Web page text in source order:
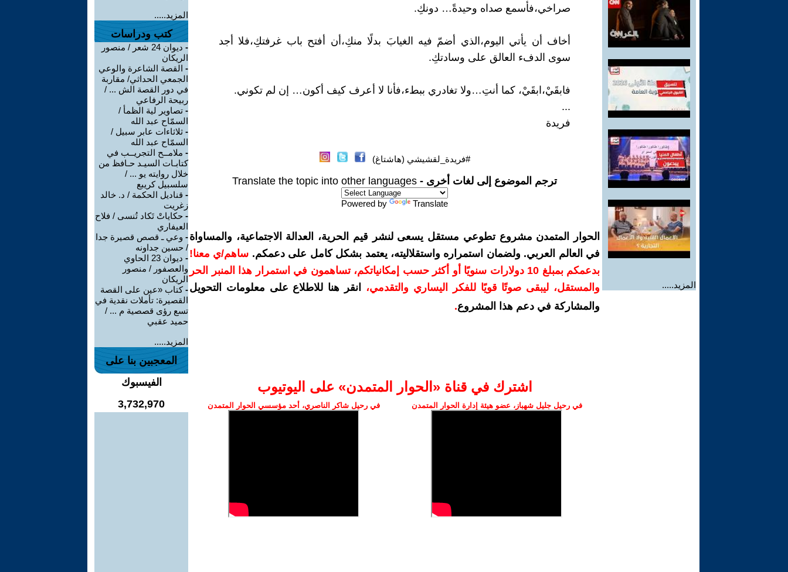
المزيد.....
صراخي،فأسمع صداه وحيدةً… دونكِ.
أخاف أن يأتي اليوم،الذي أضمّ فيه الغيابَ بدلًا منكِ،أن أفتح باب غرفتكِ،فلا أجد
سوى الدفء العالق على وسادتكِ.
فابقَيْ،ابقَيْ، كما أنتِ…ولا تغادري ببطء،فأنا لا أعرف كيف أكون… إن لم تكوني.
...
فريدة
#فريدة_لقشيشي (هاشتاغ)
ترجم الموضوع إلى لغات أخرى - Translate the topic into other languages
Powered by Translate
الحوار المتمدن مشروع تطوعي مستقل يسعى لنشر قيم الحرية، العدالة الاجتماعية، والمساواة
في العالم العربي. ولضمان استمراره واستقلاليته، يعتمد بشكل كامل على دعمكم. ساهم/ي معنا!
بدعمكم بمبلغ 10 دولارات سنويًا أو أكثر حسب إمكانياتكم، تساهمون في استمرار هذا المنبر الحر
والمستقل، ليبقى صوتًا قويًا للفكر اليساري والتقدمي،
انقر هنا للاطلاع على معلومات التحويل
والمشاركة في دعم هذا المشروع.
اشترك في قناة ‫«الحوار المتمدن» على اليوتيوب
في رحيل جليل شهباز، عضو هيئة إدارة الحوار المتمدن في رحيل شاكر الناصري، أحد مؤسسي الحوار المتمدن
المزيد.....
كتب ودراسات
-
ديوان 24 شعر / منصور
الريكان
- القصة الشاعرة والوعي
الجمعي الحداثي/ مقاربة
في دور القصة الش ... /
ربيحة الرفاعي
- تصاوير لية الظمأ /
السمّاح عبد الله
- ثلاثاءات عابر سبيل /
السمّاح عبد الله
- ملامــح التجريــب في
كتابـات السيـد حـافظ من
خلال روايته يو ... /
سلسبيل كريبع
- قناديل الحكمة / د. خالد
زغريت
- حكاياتْ تَكاد تُنسى / فلاح
العيفاري
- وعي ـ قصص قصيرة جدا
/ حسين جداونه
-
ديوان 23 الحاوي
والعصفور / منصور
الريكان
-كتاب «عين على القصة
القصيرة: تأملات نقدية في
تسع رؤى قصصية م ... /
حميد عقبي
المزيد.....
المعجبين بنا على
الفيسبوك
3,732,970